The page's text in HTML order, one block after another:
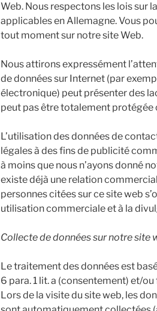
Web. Nous respectons les lois sur
applicables en Allemagne. Vous
tout moment sur notre site Web.
Nous attirons expressément
de données sur Internet (par
électronique) peut présenter des
peut pas être totalement protégée
L’utilisation des données de
légales à des fins de publicité
à moins que nous n’ayons donné
existe déjà une relation
personnes citées sur ce site web
utilisation commerciale et à la
Collecte de données sur notre site
Le traitement des données est
6 para. 1 lit. a (consentement) et/
Lors de la visite du site web, les